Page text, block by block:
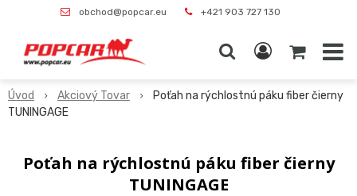
obchod@popcar.eu +421 903 727 130
Úvod Akciový Tovar
Poťah na rýchlostnú páku fiber čierny
TUNINGAGE
Poťah na rýchlostnú páku fiber čierny
TUNINGAGE